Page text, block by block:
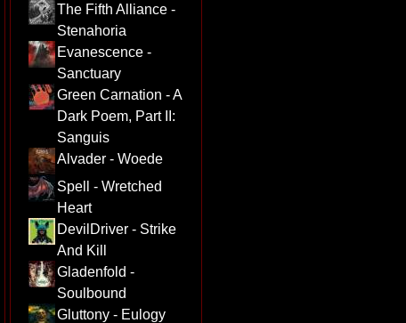
The Fifth Alliance -
Stenahoria
Evanescence -
Sanctuary
Green Carnation - A
Dark Poem, Part II:
Sanguis
Alvader - Woede
Spell - Wretched
Heart
DevilDriver - Strike
And Kill
Gladenfold -
Soulbound
Gluttony - Eulogy